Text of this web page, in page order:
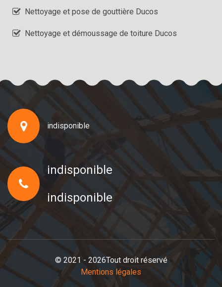
Nettoyage et pose de gouttière Ducos
Nettoyage et démoussage de toiture Ducos
indisponible
indisponible
indisponible
© 2021 - 2026Tout droit réservé
Mentions légales